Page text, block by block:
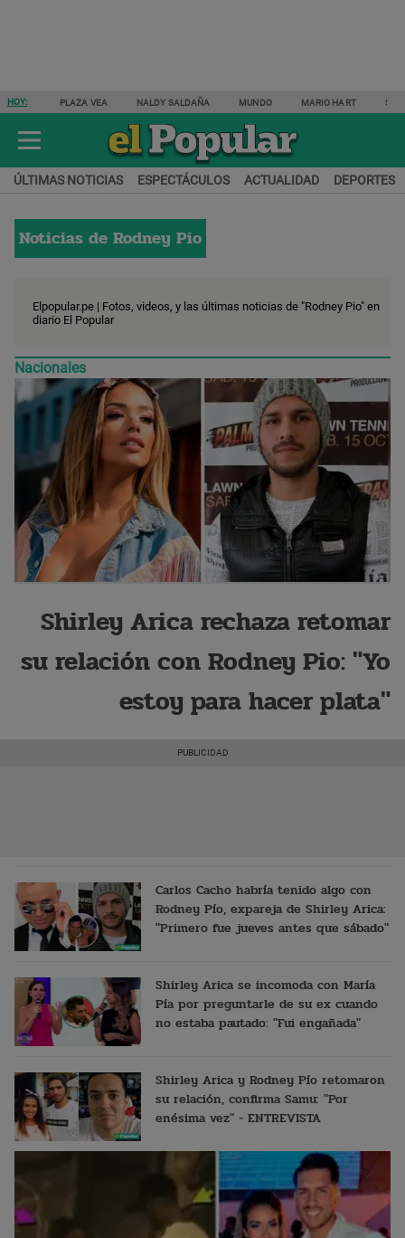
HOY: PLAZA VEA NALDY SALDAÑA MUNDO MARIO HART
ÚLTIMAS NOTICIAS ESPECTÁCULOS ACTUALIDAD DEPORTES
Noticias de Rodney Pio
Elpopular.pe | Fotos, videos, y las últimas noticias de "Rodney Pio" en
diario El Popular
Nacionales
Shirley Arica rechaza retomar
su relación con Rodney Pio: "Yo
estoy para hacer plata"
Carlos Cacho habría tenido algo con
Rodney Pío, expareja de Shirley Arica:
"Primero fue jueves antes que sábado"
Shirley Arica se incomoda con María
Pía por preguntarle de su ex cuando
no estaba pautado: "Fui engañada"
Shirley Arica y Rodney Pío retomaron
su relación, confirma Samu: "Por
enésima vez" - ENTREVISTA